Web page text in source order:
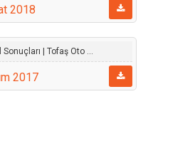
2018
| Tofaş Oto ...
2017